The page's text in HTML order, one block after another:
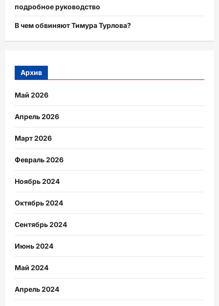
подробное руководство
В чем обвиняют Тимура Турлова?
Архив
Май 2026
Апрель 2026
Март 2026
Февраль 2026
Ноябрь 2024
Октябрь 2024
Сентябрь 2024
Июнь 2024
Май 2024
Апрель 2024